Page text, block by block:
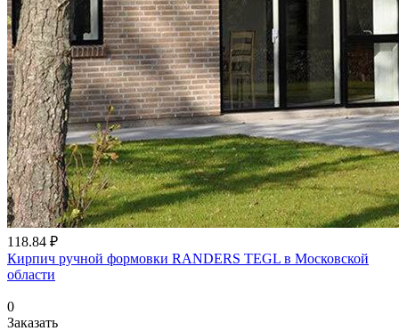
118.84 ₽
Кирпич ручной формовки RANDERS TEGL в Московской
области
0
Заказать